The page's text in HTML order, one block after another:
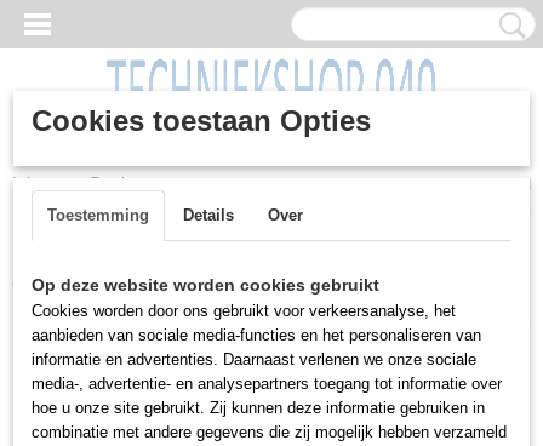
Inloggen Registreren
Home >(Werkplaats) Inrichting >Karren / wagens
Vatentransportwagen, type Poly-dolly, 200 liter vat
Cookies toestaan Opties
Toestemming Details Over
Op deze website worden cookies gebruikt
Cookies worden door ons gebruikt voor verkeersanalyse, het
aanbieden van sociale media-functies en het personaliseren van
informatie en advertenties. Daarnaast verlenen we onze sociale
media-, advertentie- en analysepartners toegang tot informatie over
hoe u onze site gebruikt. Zij kunnen deze informatie gebruiken in
combinatie met andere gegevens die zij mogelijk hebben verzameld